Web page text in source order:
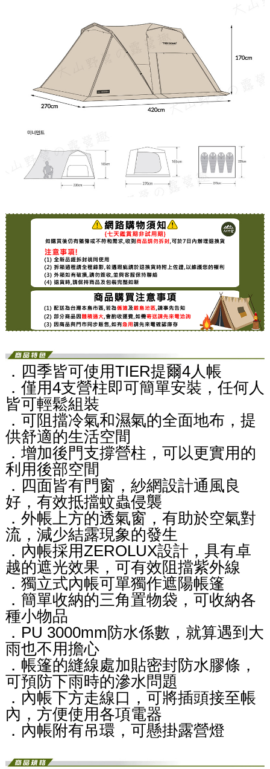
．四季皆可使用TIER提爾4人帳
．僅用4支營柱即可簡單安裝，任何人
皆可輕鬆組裝
．可阻擋冷氣和濕氣的全面地布，提
供舒適的生活空間
．增加後門支撐營柱，可以更實用的
利用後部空間
．四面皆有門窗，紗網設計通風良
好，有效抵擋蚊蟲侵襲
．外帳上方的透氣窗，有助於空氣對
流，減少結露現象的發生
．內帳採用ZEROLUX設計，具有卓
越的遮光效果，可有效阻擋紫外線
．獨立式內帳可單獨作遮陽帳篷
．簡單收納的三角置物袋，可收納各
種小物品
．PU 3000mm防水係數，就算遇到大
雨也不用擔心
．帳篷的縫線處加貼密封防水膠條，
可預防下雨時的滲水問題
．內帳下方走線口，可將插頭接至帳
內，方便使用各項電器
．內帳附有吊環，可懸掛露營燈